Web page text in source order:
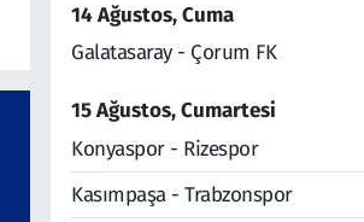
14 Ağustos, Cuma
Galatasaray - Çorum FK
15 Ağustos, Cumartesi
Konyaspor - Rizespor
Kasımpaşa - Trabzonspor